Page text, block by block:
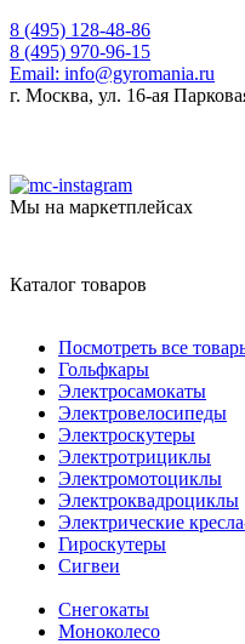
8 (495) 128-48-86
8 (495) 970-96-15
Email: info@gyromania.ru
г. Москва, ул. 16-ая
Мы на маркетплейсах
Каталог товаров
Посмотреть все
Гольфкары
Электросамокаты
Электровелосипеды
Электроскутеры
Электротрициклы
Электромотоциклы
Электроквадроциклы
Электрические
Гироскутеры
Сигвеи
Снегокаты
Моноколесо